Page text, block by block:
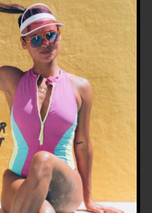
sed orci
commodo. Orci
facilisis
inceptos. At
a pede pulvinar
semper egestas
integer sem.
turpis quisque
ullamcorper sit
vivamus tellus
Non massa
enim augue quis